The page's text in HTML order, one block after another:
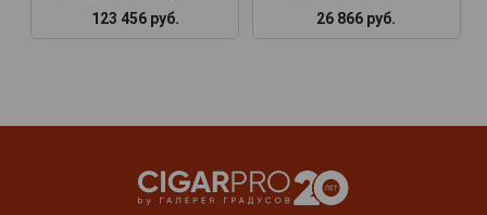
123 456 руб.
26 866 руб.